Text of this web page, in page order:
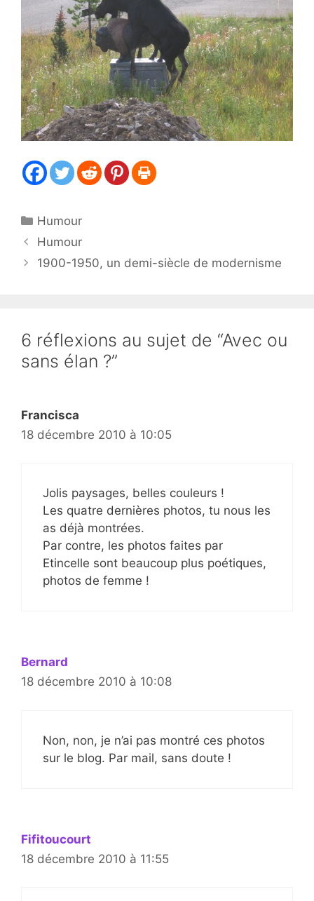
Catégories
Humour
Humour
1900-1950, un demi-siècle de modernisme
6 réflexions au sujet de “Avec ou
sans élan ?”
Francisca
18 décembre 2010 à 10:05
Jolis paysages, belles couleurs !
Les quatre dernières photos, tu nous les
as déjà montrées.
Par contre, les photos faites par
Etincelle sont beaucoup plus poétiques,
photos de femme !
Bernard
18 décembre 2010 à 10:08
Non, non, je n’ai pas montré ces photos
sur le blog. Par mail, sans doute !
Fifitoucourt
18 décembre 2010 à 11:55